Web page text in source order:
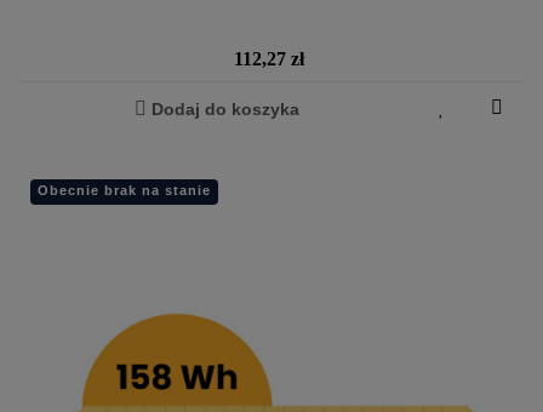
Cena
112,27 zł
Dodaj do koszyka
Obecnie brak na stanie